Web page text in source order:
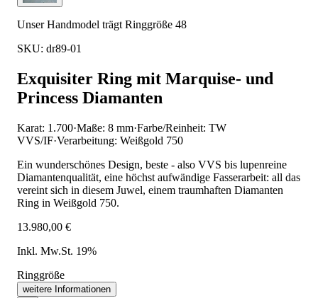
Unser Handmodel trägt Ringgröße 48
SKU: dr89-01
Exquisiter Ring mit Marquise- und
Princess Diamanten
Karat: 1.700·Maße: 8 mm·Farbe/Reinheit: TW
VVS/IF·Verarbeitung: Weißgold 750
Ein wunderschönes Design, beste - also VVS bis lupenreine
Diamantenqualität, eine höchst aufwändige Fasserarbeit: all das
vereint sich in diesem Juwel, einem traumhaften Diamanten
Ring in Weißgold 750.
13.980,00 €
Inkl. Mw.St. 19%
Ringgröße
weitere Informationen